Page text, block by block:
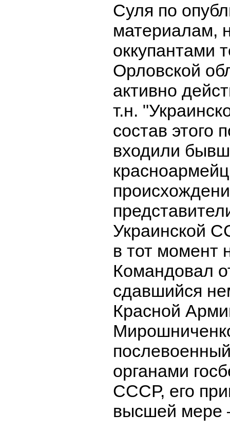
Суля по
материалам,
оккупантами
Орловской
активно
т.н.
состав этого
входили
Украинской
в тот момент
Командовал
сдавшийся
Красной
органами
СССР, его
высшей мере